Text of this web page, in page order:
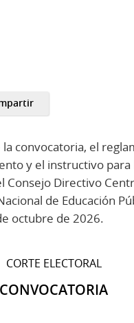
convocatoria, el
y el instructivo para
Consejo Directivo
de Educación
octubre de 2026.
CORTE ELECTORAL
CONVOCATORIA